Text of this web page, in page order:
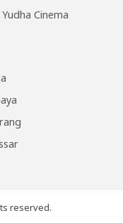
Cinema
reserved.